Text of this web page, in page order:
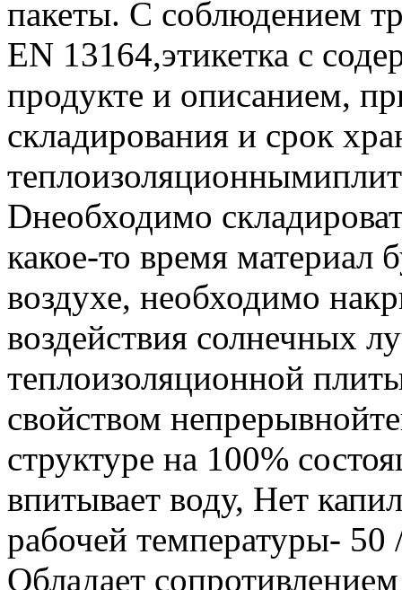
пакеты. С соблюдением
EN 13164,этикетка с
продукте и описанием,
складирования и срок
Dнеобходимо
какое-то время материал
воздухе, необходимо
воздействия солнечных
теплоизоляционной
свойством
структуре на 100%
впитывает воду, Нет
рабочей температуры- 50
Обладает